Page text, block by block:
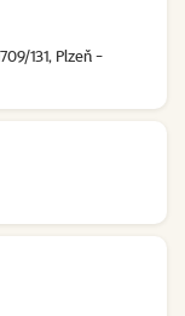
131, Plzeň -